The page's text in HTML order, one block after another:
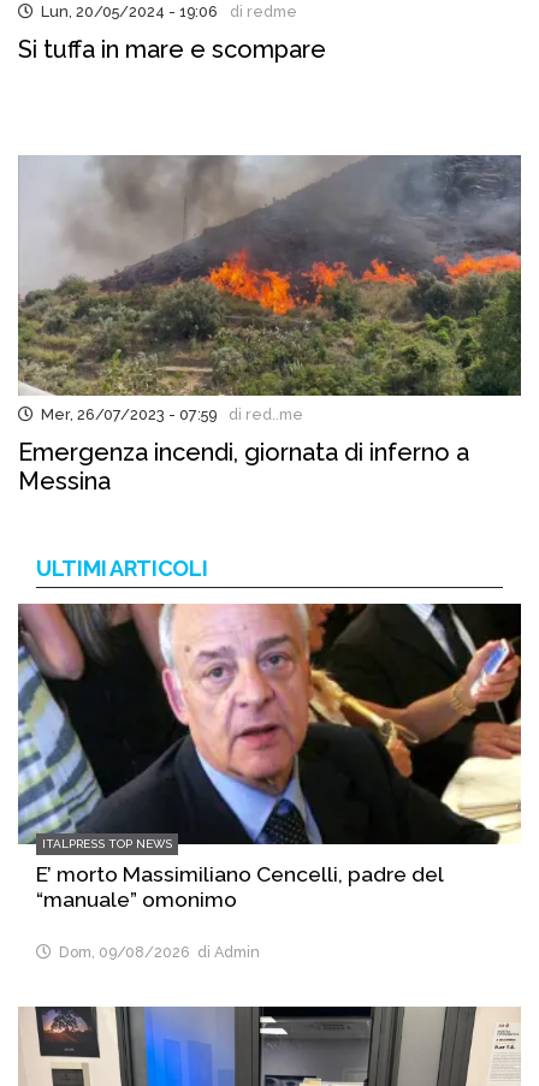
Lun, 20/05/2024 - 19:06 di redme
Si tuffa in mare e scompare
Mer, 26/07/2023 - 07:59 di red..me
Emergenza incendi, giornata di inferno a
Messina
ULTIMI ARTICOLI
ITALPRESS TOP NEWS
E’ morto Massimiliano Cencelli, padre del
“manuale” omonimo
Dom, 09/08/2026 di Admin